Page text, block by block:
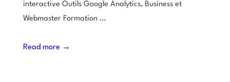
interactive Outils Google Analytics, Business et
Webmaster Formation …
Read more →